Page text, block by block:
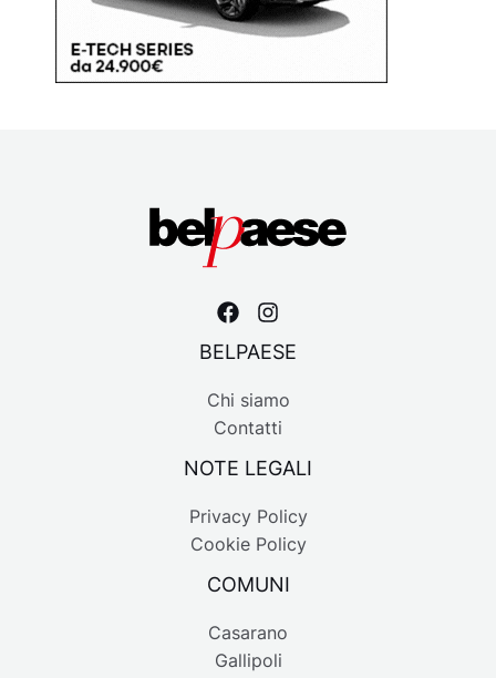
BELPAESE
Chi siamo
Contatti
NOTE LEGALI
Privacy Policy
Cookie Policy
COMUNI
Casarano
Gallipoli